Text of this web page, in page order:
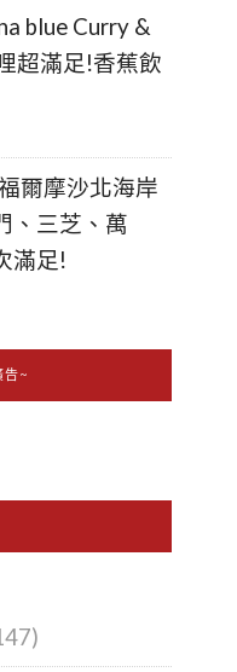
blue Curry &
超滿足!香蕉飲
爾摩沙北海岸
、三芝、萬
滿足!
告~